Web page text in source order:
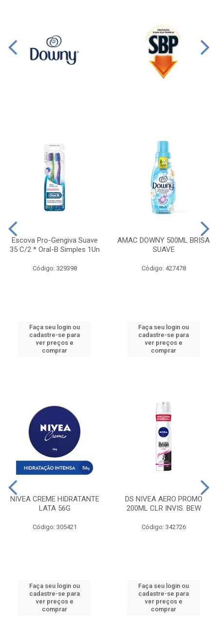
Escova Pro-Gengiva Suave
35 C/2 * Oral-B Simples 1Un
Código: 329398
Faça seu login ou
cadastre-se para
ver preços e
comprar
AMAC DOWNY 500ML BRISA
SUAVE
Código: 427478
Faça seu login ou
cadastre-se para
ver preços e
comprar
NIVEA CREME HIDRATANTE
LATA 56G
Código: 305421
Faça seu login ou
cadastre-se para
ver preços e
comprar
DS NIVEA AERO PROMO
200ML CLR INVIS. BEW
Código: 342726
Faça seu login ou
cadastre-se para
ver preços e
comprar